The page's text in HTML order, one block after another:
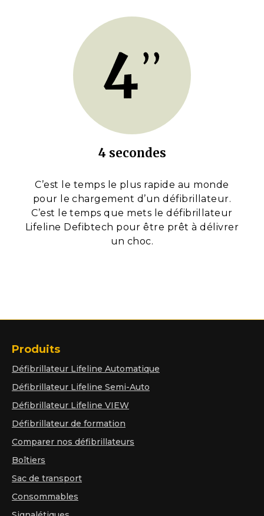
4 secondes
C’est le temps le plus rapide au monde
pour le chargement d’un défibrillateur.
C’est le temps que mets le défibrillateur
Lifeline Defibtech pour être prêt à délivrer
un choc.
Produits
Défibrillateur Lifeline Automatique
Défibrillateur Lifeline Semi-Auto
Défibrillateur Lifeline VIEW
Défibrillateur de formation
Comparer nos défibrillateurs
Boîtiers
Sac de transport
Consommables